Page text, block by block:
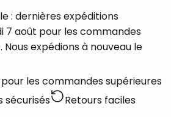
: dernières expéditions
7 août pour les commandes
Nous expédions à nouveau le
les commandes supérieures
sécurisés Retours faciles